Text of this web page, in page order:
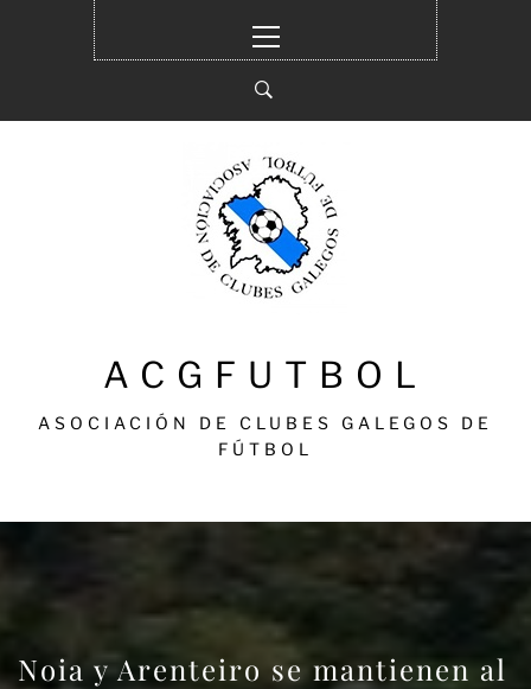
principal
ACGFUTBOL
ASOCIACIÓN DE CLUBES GALEGOS DE
FÚTBOL
Noia y Arenteiro se mantienen al